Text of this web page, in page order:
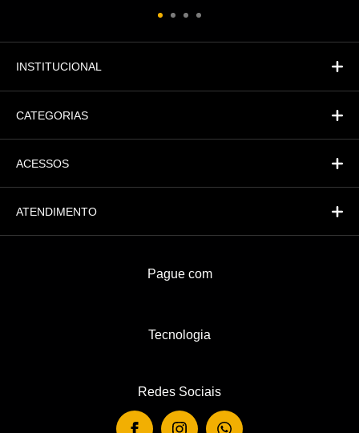
INSTITUCIONAL
CATEGORIAS
ACESSOS
ATENDIMENTO
Pague com
Tecnologia
Redes Sociais